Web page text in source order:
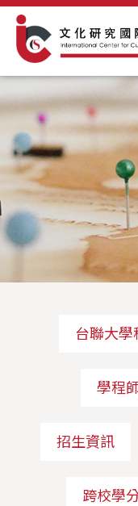
台聯大學
學程
招生資訊
跨校學